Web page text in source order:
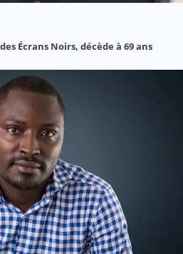
Écrans Noirs, décède à 69 ans